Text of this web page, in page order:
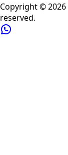
Copyright ©2026
reserved.